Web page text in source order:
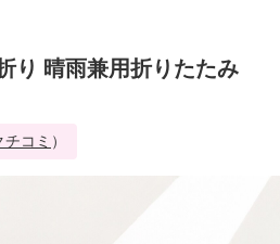
り 晴雨兼用折りたたみ
チコミ ）